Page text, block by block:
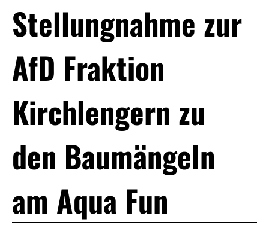
Stellungnahme zur
AfD Fraktion
Kirchlengern zu
den Baumängeln
am Aqua Fun